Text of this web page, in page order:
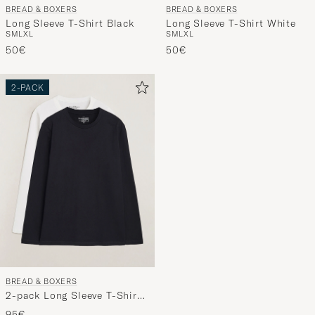
Auswahl,
BREAD & BOXERS
Long Sleeve T-Shirt Black
SMLXL
50€
BREAD & BOXERS
Long Sleeve T-Shirt White
SMLXL
50€
2-PACK
BREAD & BOXERS
2-pack Long Sleeve T-Shirts
White/Black